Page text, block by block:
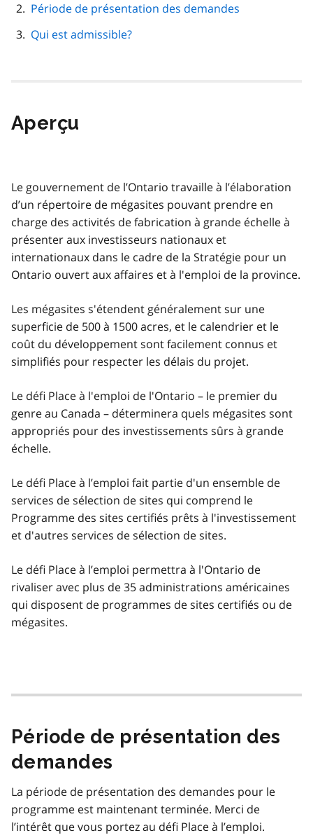
page
Période de présentation des demandes
Qui est admissible?
Aperçu
Le gouvernement de l’Ontario travaille à l’élaboration
d’un répertoire de mégasites pouvant prendre en
charge des activités de fabrication à grande échelle à
présenter aux investisseurs nationaux et
internationaux dans le cadre de la Stratégie pour un
Ontario ouvert aux affaires et à l'emploi de la province.
Les mégasites s'étendent généralement sur une
superficie de 500 à 1500 acres, et le calendrier et le
coût du développement sont facilement connus et
simplifiés pour respecter les délais du projet.
Le défi Place à l'emploi de l'Ontario – le premier du
genre au Canada – déterminera quels mégasites sont
appropriés pour des investissements sûrs à grande
échelle.
Le défi Place à l’emploi fait partie d'un ensemble de
services de sélection de sites qui comprend le
Programme des sites certifiés prêts à l'investissement
et d'autres services de sélection de sites.
Le défi Place à l’emploi permettra à l'Ontario de
rivaliser avec plus de 35 administrations américaines
qui disposent de programmes de sites certifiés ou de
mégasites.
Période de présentation des
demandes
La période de présentation des demandes pour le
programme est maintenant terminée. Merci de
l’intérêt que vous portez au défi Place à l’emploi.